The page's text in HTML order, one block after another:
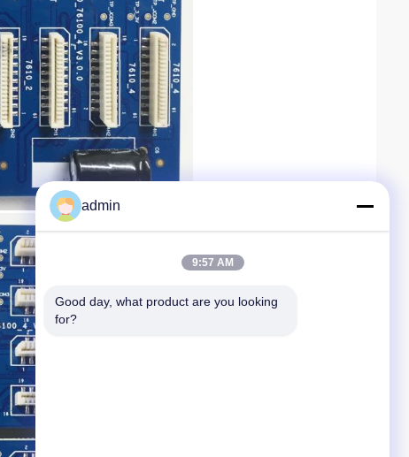
admin
9:57 AM
Good day, what product are you looking
for?